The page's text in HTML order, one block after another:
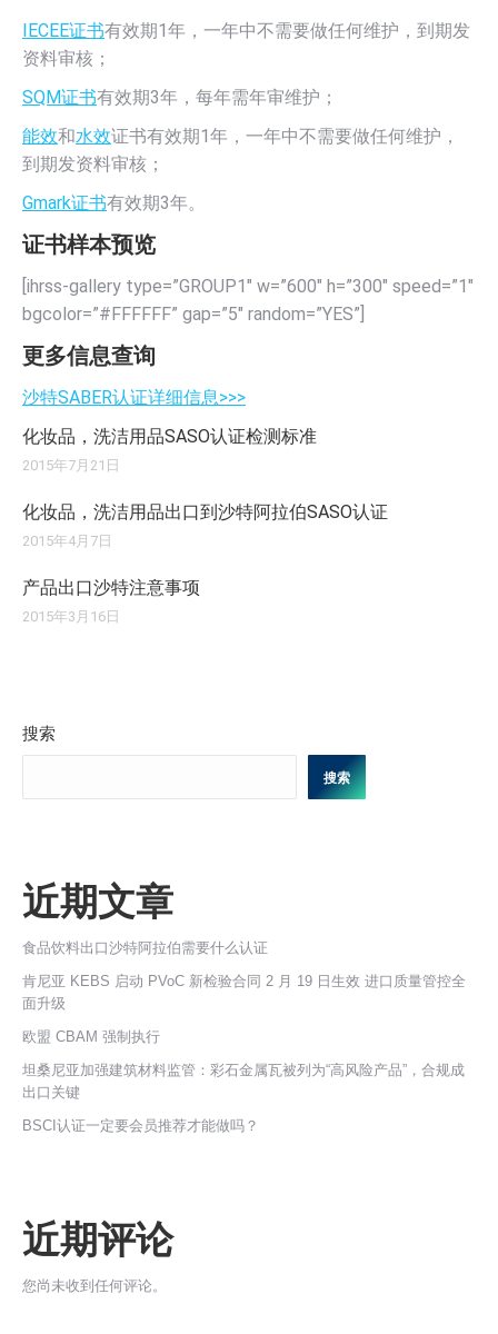
IECEE证书有效期1年，一年中不需要做任何维护，到期发
资料审核；
SQM证书有效期3年，每年需年审维护；
能效和水效证书有效期1年，一年中不需要做任何维护，
到期发资料审核；
Gmark证书有效期3年。
证书样本预览
[ihrss-gallery type=”GROUP1″ w=”600″ h=”300″ speed=”1″
bgcolor=”#FFFFFF” gap=”5″ random=”YES”]
更多信息查询
沙特SABER认证详细信息>>>
化妆品，洗洁用品SASO认证检测标准
2015年7月21日
化妆品，洗洁用品出口到沙特阿拉伯SASO认证
2015年4月7日
产品出口沙特注意事项
2015年3月16日
搜索
搜索
近期文章
食品饮料出口沙特阿拉伯需要什么认证
肯尼亚 KEBS 启动 PVoC 新检验合同 2 月 19 日生效 进口质量管控全
面升级
欧盟 CBAM 强制执行
坦桑尼亚加强建筑材料监管：彩石金属瓦被列为“高风险产品”，合规成
出口关键
BSCI认证一定要会员推荐才能做吗？
近期评论
您尚未收到任何评论。